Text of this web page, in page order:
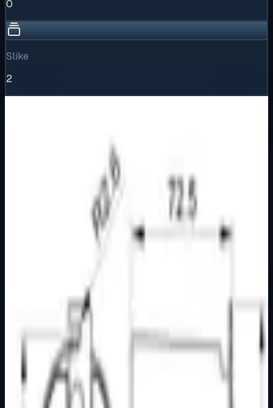
0
Slike
2
Puni prikaz
Kliknite za detaljniji pregled slike
Osnovne informacije
Brend
Nopallux
Kategorija GRLA
Podkategorija Osnovna kategorija
Način prikaza